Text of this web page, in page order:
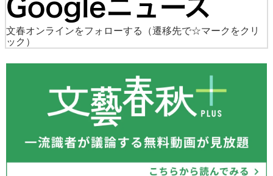
文春オンラインをフォローする
（遷移先で☆マークをクリ
ック）